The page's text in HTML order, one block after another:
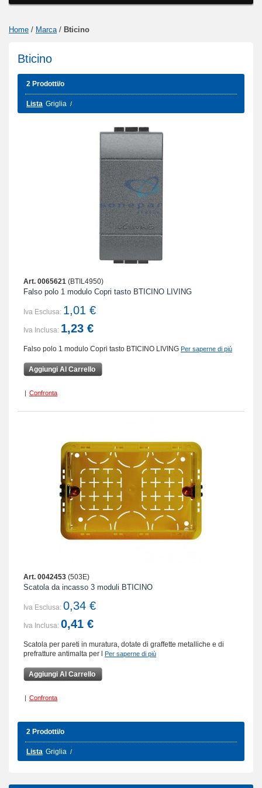
Home / Marca / Bticino
Bticino
2 Prodotti/o
Lista Griglia
Art. 0065621 (BTIL4950)
Falso polo 1 modulo Copri tasto BTICINO LIVING
Iva Esclusa: 1,01 €
Iva Inclusa: 1,23 €
Falso polo 1 modulo Copri tasto BTICINO LIVING Per saperne di più
Aggiungi Al Carrello
| Confronta
Art. 0042453 (503E)
Scatola da incasso 3 moduli BTICINO
Iva Esclusa: 0,34 €
Iva Inclusa: 0,41 €
Scatola per pareti in muratura, dotate di graffette metalliche e di
prefratture antimalta per l Per saperne di più
Aggiungi Al Carrello
| Confronta
2 Prodotti/o
Lista Griglia